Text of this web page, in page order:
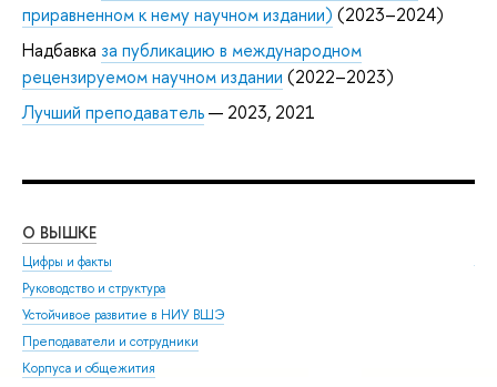
приравненном к нему научном издании) (2023–2024)
Надбавка за публикацию в международном
рецензируемом научном издании (2022–2023)
Лучший преподаватель— 2023, 2021
О ВЫШКЕ
Цифры и факты
Руководство и структура
Устойчивое развитие в НИУ ВШЭ
Преподаватели и сотрудники
Корпуса и общежития